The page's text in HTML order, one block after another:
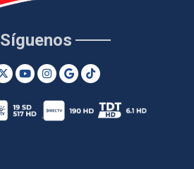
Síguenos